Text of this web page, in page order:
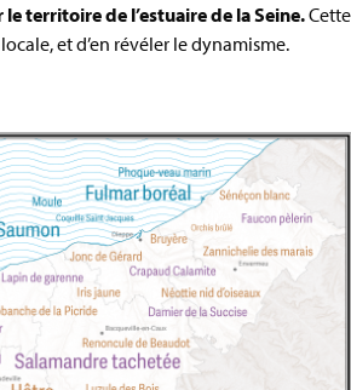
territoire de l’estuaire de la Seine.Cette
et d’en révéler le dynamisme.